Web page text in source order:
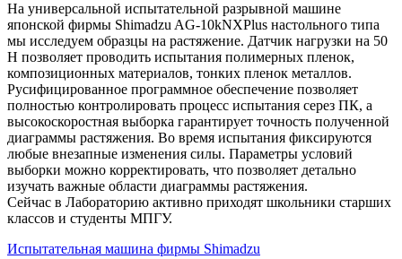
На универсальной испытательной разрывной машине
японской фирмы Shimadzu AG-10kNXPlus настольного типа
мы исследуем образцы на растяжение. Датчик нагрузки на 50
Н позволяет проводить испытания полимерных пленок,
композиционных материалов, тонких пленок металлов.
Русифицированное программное обеспечение позволяет
полностью контролировать процесс испытания серез ПК, а
высокоскоростная выборка гарантирует точность полученной
диаграммы растяжения. Во время испытания фиксируются
любые внезапные изменения силы. Параметры условий
выборки можно корректировать, что позволяет детально
изучать важные области диаграммы растяжения.
Сейчас в Лабораторию активно приходят школьники старших
классов и студенты МПГУ.
Испытательная машина фирмы Shimadzu